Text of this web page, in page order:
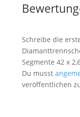
Schreibe die
Segmente 42 x
Du musst
veröffentlichen